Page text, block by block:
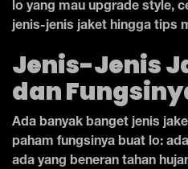
lo yang mau upgrade style,
jenis-jenis jaket hingga tips
Jenis-Jenis
dan
Ada banyak banget jenis
paham fungsinya buat lo:
ada yang beneran tahan